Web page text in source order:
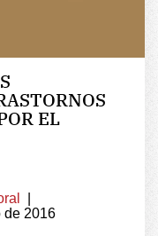
EL
de 2016